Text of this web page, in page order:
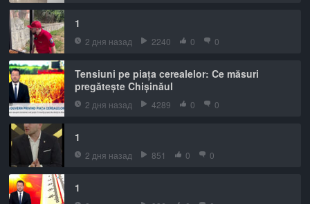
1
2 дня назад 2240 0 0
Tensiuni pe piața cerealelor: Ce măsuri
pregătește Chișinăul
2 дня назад 4289 0 0
1
2 дня назад 851 0 0
1